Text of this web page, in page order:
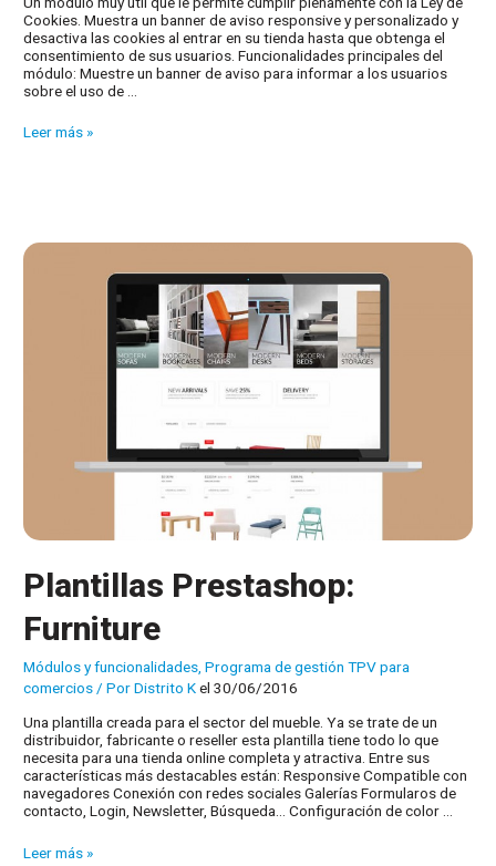
Cookies. Muestra un banner de aviso responsive y personalizado y
desactiva las cookies al entrar en su tienda hasta que obtenga el
consentimiento de sus usuarios. Funcionalidades principales del
módulo: Muestre un banner de aviso para informar a los usuarios
sobre el uso de …
Módulos
Cookies
Leer más »
Plantillas Prestashop:
Furniture
Módulos y funcionalidades ,Programa de gestión TPV para
comercios / PorDistrito Kel 30/06/2016
Una plantilla creada para el sector del mueble. Ya se trate de un
distribuidor, fabricante o reseller esta plantilla tiene todo lo que
necesita para una tienda online completa y atractiva. Entre sus
características más destacables están: Responsive Compatible con
navegadores Conexión con redes sociales Galerías Formularos de
contacto, Login, Newsletter, Búsqueda… Configuración de color …
Plantillas
Leer más »